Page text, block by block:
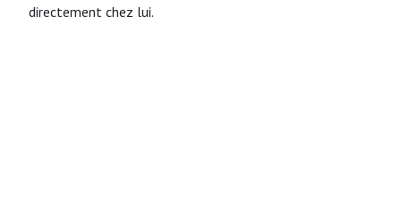
directement chez lui.